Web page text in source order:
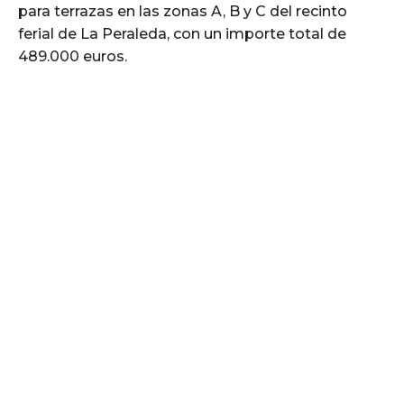
para terrazas en las zonas A, B y C del recinto
ferial de La Peraleda, con un importe total de
489.000 euros.